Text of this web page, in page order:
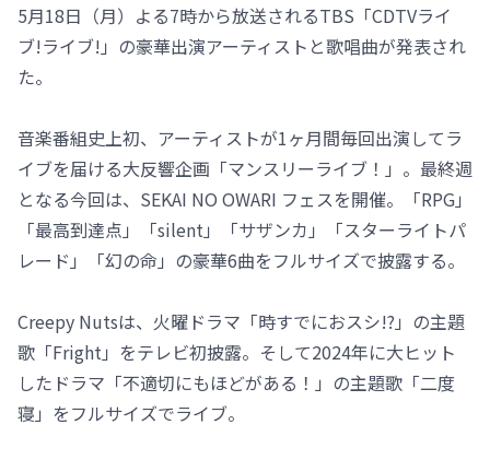
5月18日（月）よる7時から放送されるTBS「CDTVライ
ブ!ライブ!」の豪華出演アーティストと歌唱曲が発表され
た。
音楽番組史上初、アーティストが1ヶ月間毎回出演してラ
イブを届ける大反響企画「マンスリーライブ！」。最終週
となる今回は、SEKAI NO OWARI フェスを開催。「RPG」
「最高到達点」「silent」「サザンカ」「スターライトパ
レード」「幻の命」の豪華6曲をフルサイズで披露する。
Creepy Nutsは、火曜ドラマ「時すでにおスシ!?」の主題
歌「Fright」をテレビ初披露。そして2024年に大ヒット
したドラマ「不適切にもほどがある！」の主題歌「二度
寝」をフルサイズでライブ。